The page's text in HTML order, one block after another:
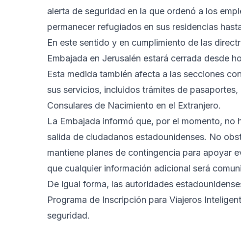
alerta de seguridad en la que ordenó a los
permanecer refugiados en sus residencias
En este sentido y en cumplimiento de las
Embajada en Jerusalén estará cerrada desde
Esta medida también afecta a las secciones
sus servicios, incluidos trámites de
Consulares de Nacimiento en el Extranjero.
La Embajada informó que, por el momento,
salida de ciudadanos estadounidenses. No
mantiene planes de contingencia para apoyar
que cualquier información adicional será
De igual forma, las autoridades
Programa de Inscripción para Viajeros
seguridad.